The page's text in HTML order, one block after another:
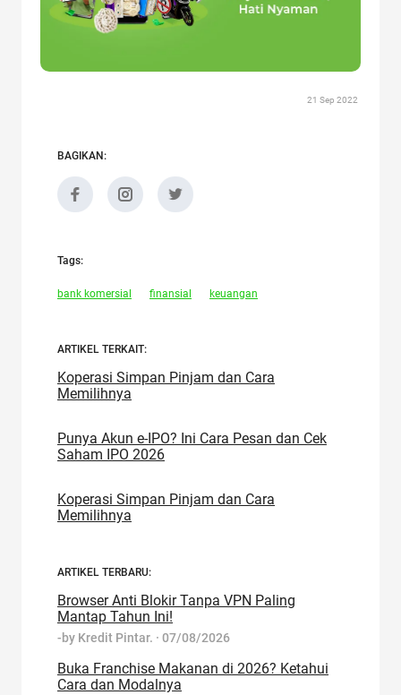
21 Sep 2022
BAGIKAN:
Tags:
bank komersial finansial keuangan
ARTIKEL TERKAIT:
Koperasi Simpan Pinjam dan Cara
Memilihnya
Punya Akun e-IPO? Ini Cara Pesan dan Cek
Saham IPO 2026
Koperasi Simpan Pinjam dan Cara
Memilihnya
ARTIKEL TERBARU:
Browser Anti Blokir Tanpa VPN Paling
Mantap Tahun Ini!
-by Kredit Pintar. · 07/08/2026
Buka Franchise Makanan di 2026? Ketahui
Cara dan Modalnya